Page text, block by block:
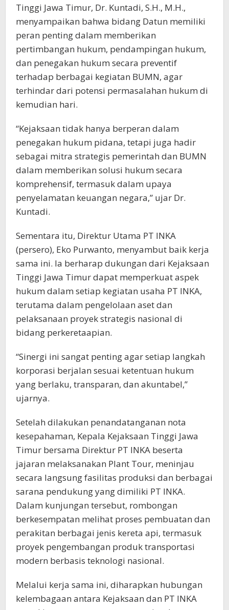
Tinggi Jawa Timur, Dr. Kuntadi, S.H., M.H.,
menyampaikan bahwa bidang Datun memiliki
peran penting dalam memberikan
pertimbangan hukum, pendampingan hukum,
dan penegakan hukum secara preventif
terhadap berbagai kegiatan BUMN, agar
terhindar dari potensi permasalahan hukum di
kemudian hari.
“Kejaksaan tidak hanya berperan dalam
penegakan hukum pidana, tetapi juga hadir
sebagai mitra strategis pemerintah dan BUMN
dalam memberikan solusi hukum secara
komprehensif, termasuk dalam upaya
penyelamatan keuangan negara,” ujar Dr.
Kuntadi.
Sementara itu, Direktur Utama PT INKA
(persero), Eko Purwanto, menyambut baik kerja
sama ini. Ia berharap dukungan dari Kejaksaan
Tinggi Jawa Timur dapat memperkuat aspek
hukum dalam setiap kegiatan usaha PT INKA,
terutama dalam pengelolaan aset dan
pelaksanaan proyek strategis nasional di
bidang perkeretaapian.
“Sinergi ini sangat penting agar setiap langkah
korporasi berjalan sesuai ketentuan hukum
yang berlaku, transparan, dan akuntabel,”
ujarnya.
Setelah dilakukan penandatanganan nota
kesepahaman, Kepala Kejaksaan Tinggi Jawa
Timur bersama Direktur PT INKA beserta
jajaran melaksanakan Plant Tour, meninjau
secara langsung fasilitas produksi dan berbagai
sarana pendukung yang dimiliki PT INKA.
Dalam kunjungan tersebut, rombongan
berkesempatan melihat proses pembuatan dan
perakitan berbagai jenis kereta api, termasuk
proyek pengembangan produk transportasi
modern berbasis teknologi nasional.
Melalui kerja sama ini, diharapkan hubungan
kelembagaan antara Kejaksaan dan PT INKA